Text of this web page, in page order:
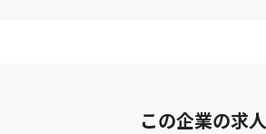
この企業の求人